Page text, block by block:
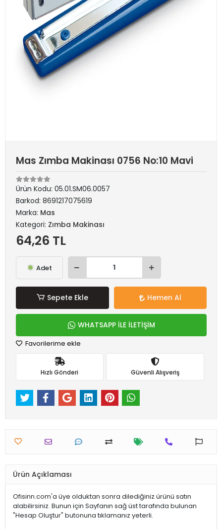
Mas Zımba Makinası 0756 No:10 Mavi
Ürün Kodu: 05.01.SM06.0057
Barkod: 8691217075619
Marka: Mas
Kategori: Zımba Makinası
64,26 TL
Adet
Sepete Ekle Hemen Al
WHATSAPP İLE İLETİŞİM
Favorilerime ekle
Hızlı Gönderi Güvenli Alışveriş
Ürün Açıklaması
Ofisinn.com'a üye olduktan sonra dilediğiniz ürünü satın
alabilirsiniz. Bunun için Sayfanın sağ üst tarafında bulunan
"Hesap Oluştur" butonuna tıklamanız yeterli.